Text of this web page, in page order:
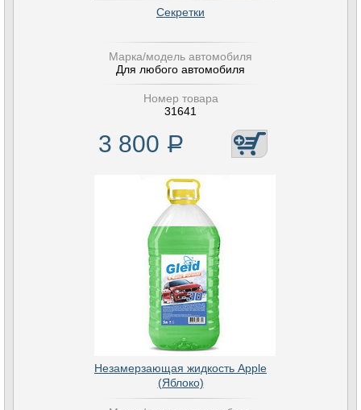
Секретки
Марка/модель автомобиля
Для любого автомобиля
Номер товара
31641
3 800 Р
Незамерзающая жидкость Apple
(Яблоко)